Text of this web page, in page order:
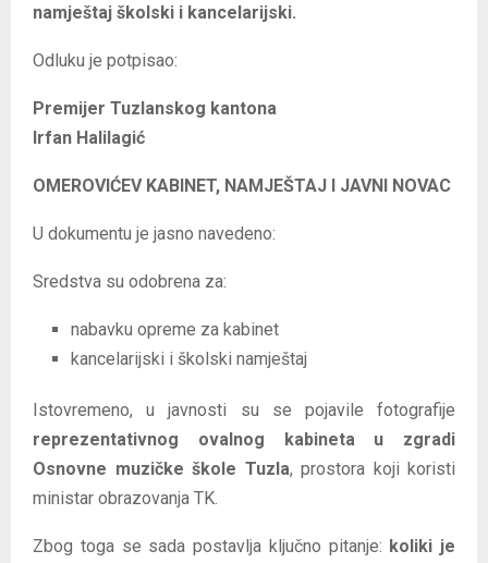
namještaj školski i kancelarijski.
Odluku je potpisao:
Premijer Tuzlanskog kantona
Irfan Halilagić
OMEROVIĆEV KABINET, NAMJEŠTAJ I JAVNI NOVAC
U dokumentu je jasno navedeno:
Sredstva su odobrena za:
nabavku opreme za kabinet
kancelarijski i školski namještaj
Istovremeno, u javnosti su se pojavile fotografije
reprezentativnog ovalnog kabineta u zgradi
Osnovne muzičke škole Tuzla, prostora koji koristi
ministar obrazovanja TK.
Zbog toga se sada postavlja ključno pitanje: koliki je